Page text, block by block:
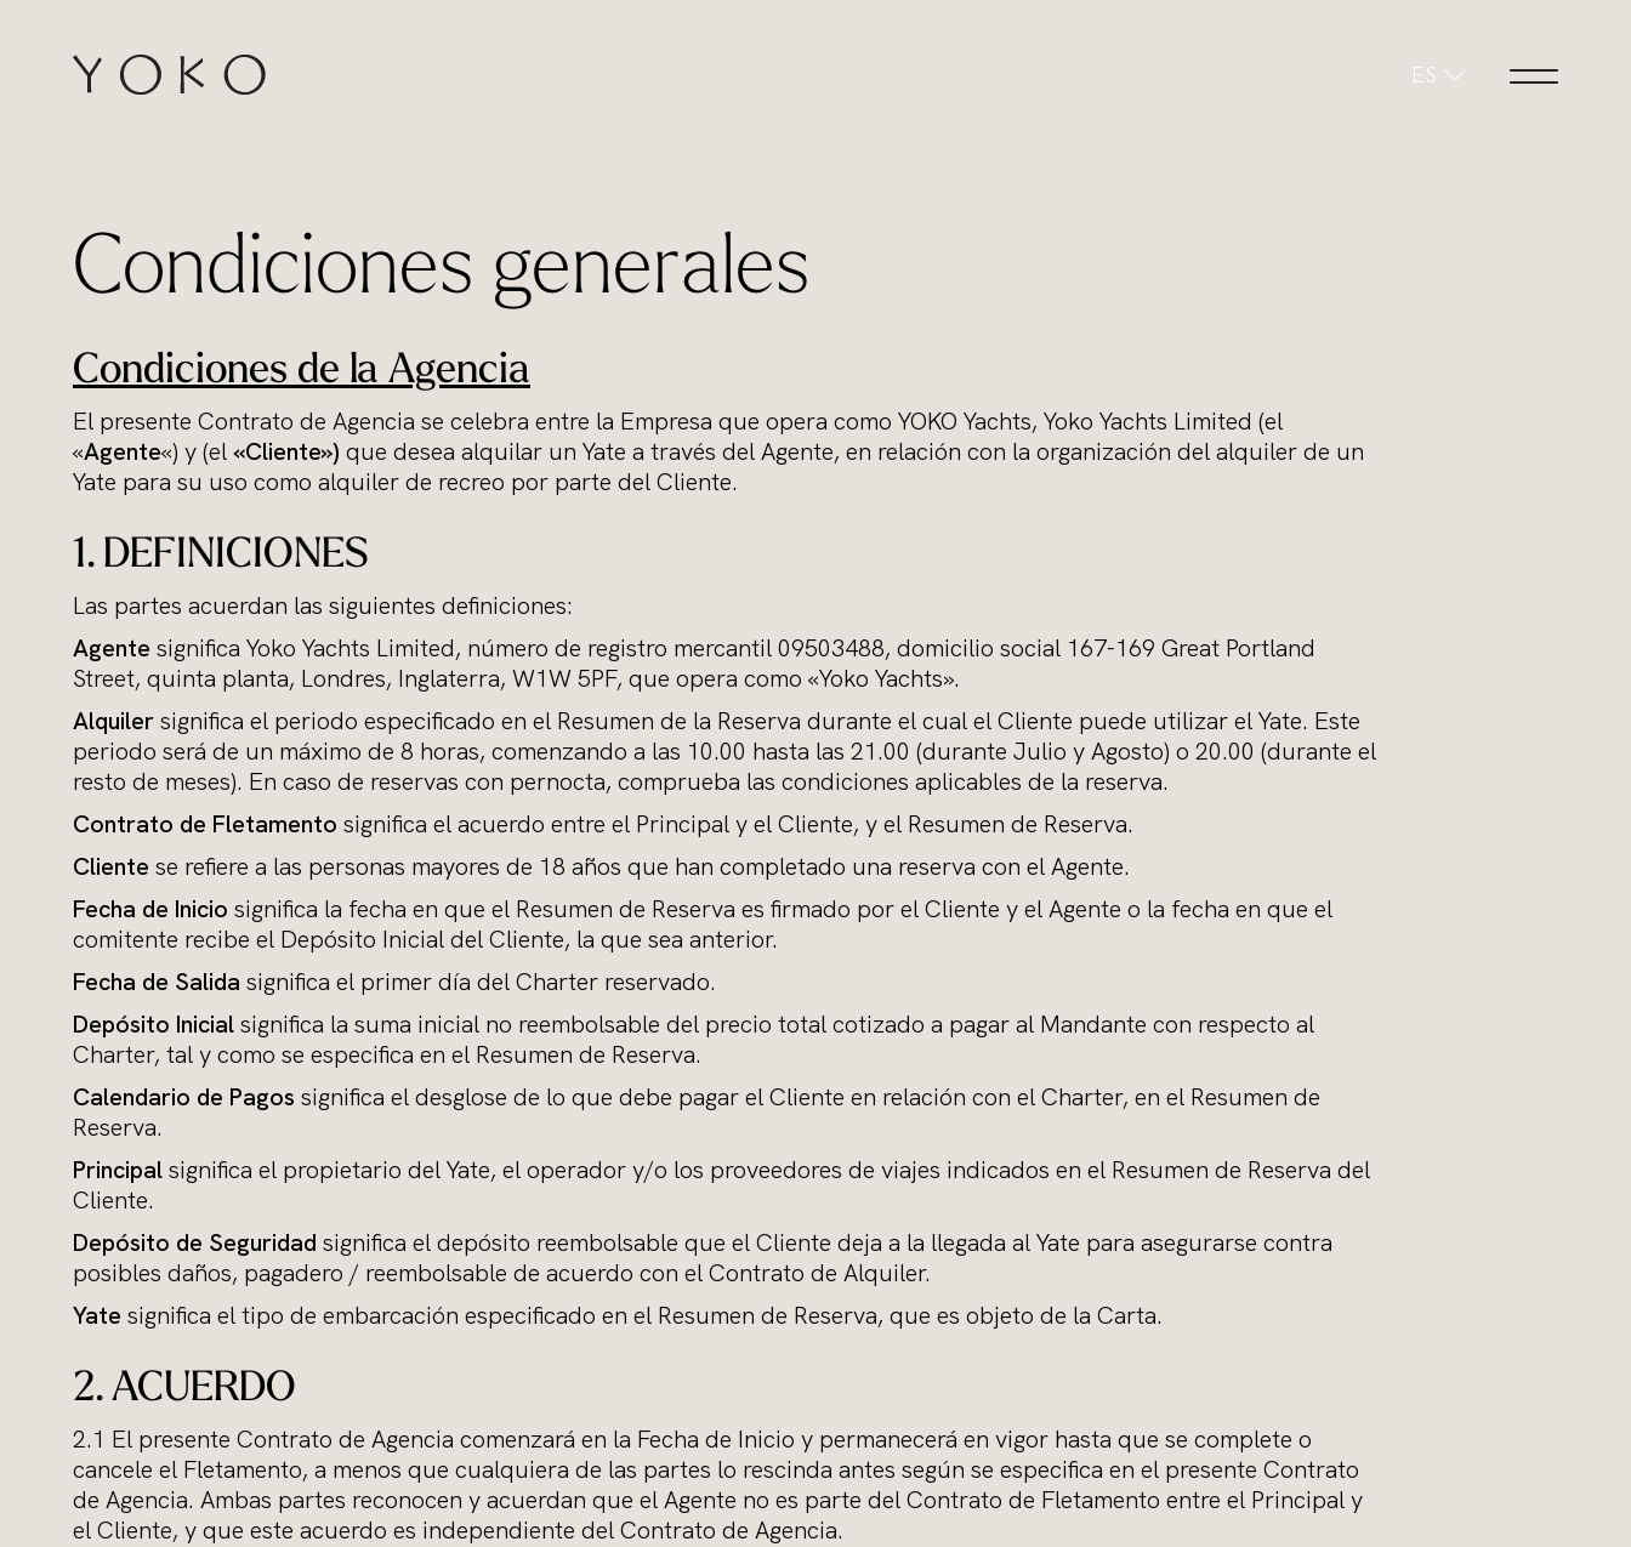
Homepage
ES
Condiciones generales
Condiciones de la Agencia
El presente Contrato de Agencia se celebra entre la Empresa que opera como YOKO Yachts, Yoko Yachts Limited (el
«Agente«) y (el«Cliente») que desea alquilar un Yate a través del Agente, en relación con la organización del alquiler de un
Yate para su uso como alquiler de recreo por parte del Cliente.
1. DEFINICIONES
Las partes acuerdan las siguientes definiciones:
Agente significa Yoko Yachts Limited, número de registro mercantil 09503488, domicilio social 167-169 Great Portland
Street, quinta planta, Londres, Inglaterra, W1W 5PF, que opera como «Yoko Yachts».
Alquilersignifica el periodo especificado en el Resumen de la Reserva durante el cual el Cliente puede utilizar el Yate. Este
periodo será de un máximo de 8 horas, comenzando a las 10.00 hasta las 21.00 (durante Julio y Agosto) o 20.00 (durante el
resto de meses). En caso de reservas con pernocta, comprueba las condiciones aplicables de la reserva.
Contrato de Fletamento significa el acuerdo entre el Principal y el Cliente, y el Resumen de Reserva.
Cliente se refiere a las personas mayores de 18 años que han completado una reserva con el Agente.
Fecha de Inicio significa la fecha en que el Resumen de Reserva es firmado por el Cliente y el Agente o la fecha en que el
comitente recibe el Depósito Inicial del Cliente, la que sea anterior.
Fecha de Salida significa el primer día del Charter reservado.
Depósito Inicialsignifica la suma inicial no reembolsable del precio total cotizado a pagar al Mandante con respecto al
Charter, tal y como se especifica en el Resumen de Reserva.
Calendario de Pagos significa el desglose de lo que debe pagar el Cliente en relación con el Charter, en el Resumen de
Reserva.
Principalsignifica el propietario del Yate, el operador y/o los proveedores de viajes indicados en el Resumen de Reserva del
Cliente.
Depósito de Seguridad significa el depósito reembolsable que el Cliente deja a la llegada al Yate para asegurarse contra
posibles daños, pagadero / reembolsable de acuerdo con el Contrato de Alquiler.
Yate significa el tipo de embarcación especificado en el Resumen de Reserva, que es objeto de la Carta.
2. ACUERDO
2.1 El presente Contrato de Agencia comenzará en la Fecha de Inicio y permanecerá en vigor hasta que se complete o
cancele el Fletamento, a menos que cualquiera de las partes lo rescinda antes según se especifica en el presente Contrato
de Agencia. Ambas partes reconocen y acuerdan que el Agente no es parte del Contrato de Fletamento entre el Principal y
el Cliente, y que este acuerdo es independiente del Contrato de Agencia.